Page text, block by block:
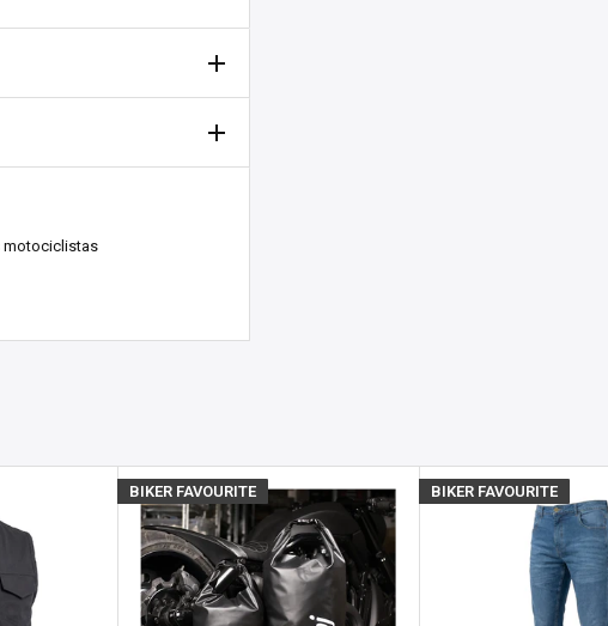
76mm; Flange:
Suecia. ¡Nos
para obtener
el estado de stock se
motociclistas
BIKER FAVOURITE BIKER FAVOURITE